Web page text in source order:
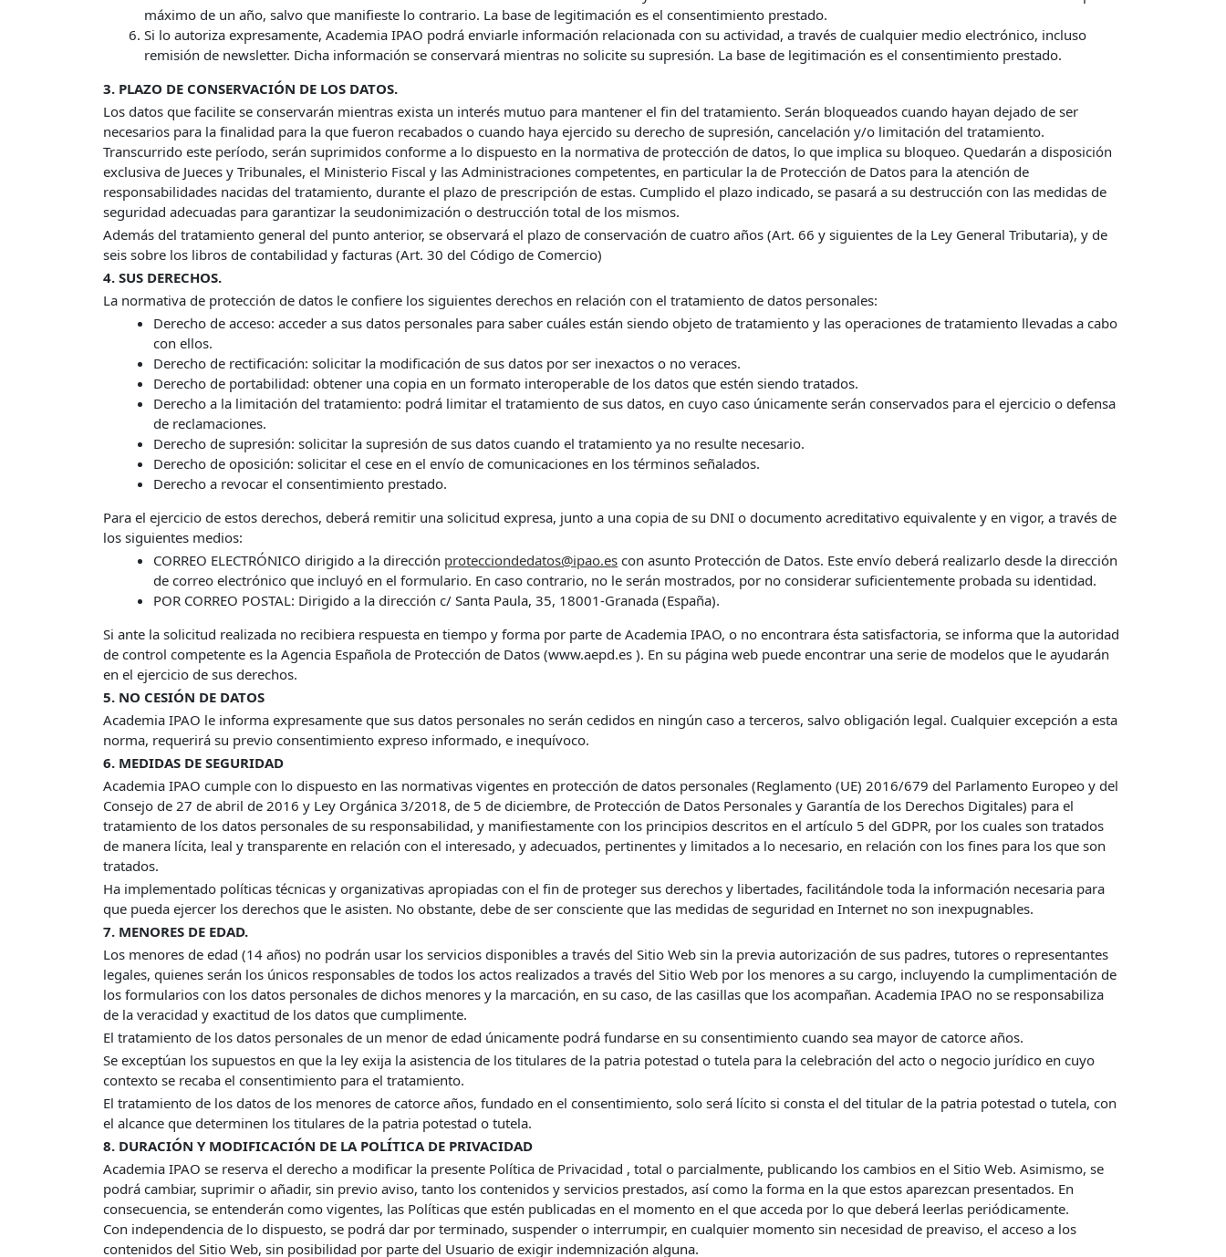
máximo de un año, salvo que manifieste lo contrario. La base de legitimación es el consentimiento prestado.
Si lo autoriza expresamente, Academia IPAO podrá enviarle información relacionada con su actividad, a través de cualquier medio electrónico, incluso
remisión de newsletter. Dicha información se conservará mientras no solicite su supresión. La base de legitimación es el consentimiento prestado.
3. PLAZO DE CONSERVACIÓN DE LOS DATOS.
Los datos que facilite se conservarán mientras exista un interés mutuo para mantener el fin del tratamiento. Serán bloqueados cuando hayan dejado de ser
necesarios para la finalidad para la que fueron recabados o cuando haya ejercido su derecho de supresión, cancelación y/o limitación del tratamiento.
Transcurrido este período, serán suprimidos conforme a lo dispuesto en la normativa de protección de datos, lo que implica su bloqueo. Quedarán a disposición
exclusiva de Jueces y Tribunales, el Ministerio Fiscal y las Administraciones competentes, en particular la de Protección de Datos para la atención de
responsabilidades nacidas del tratamiento, durante el plazo de prescripción de estas. Cumplido el plazo indicado, se pasará a su destrucción con las medidas de
seguridad adecuadas para garantizar la seudonimización o destrucción total de los mismos.
Además del tratamiento general del punto anterior, se observará el plazo de conservación de cuatro años (Art. 66 y siguientes de la Ley General Tributaria), y de
seis sobre los libros de contabilidad y facturas (Art. 30 del Código de Comercio)
4. SUS DERECHOS.
La normativa de protección de datos le confiere los siguientes derechos en relación con el tratamiento de datos personales:
Derecho de acceso: acceder a sus datos personales para saber cuáles están siendo objeto de tratamiento y las operaciones de tratamiento llevadas a cabo
con ellos.
Derecho de rectificación: solicitar la modificación de sus datos por ser inexactos o no veraces.
Derecho de portabilidad: obtener una copia en un formato interoperable de los datos que estén siendo tratados.
Derecho a la limitación del tratamiento: podrá limitar el tratamiento de sus datos, en cuyo caso únicamente serán conservados para el ejercicio o defensa
de reclamaciones.
Derecho de supresión: solicitar la supresión de sus datos cuando el tratamiento ya no resulte necesario.
Derecho de oposición: solicitar el cese en el envío de comunicaciones en los términos señalados.
Derecho a revocar el consentimiento prestado.
Para el ejercicio de estos derechos, deberá remitir una solicitud expresa, junto a una copia de su DNI o documento acreditativo equivalente y en vigor, a través de
los siguientes medios:
CORREO ELECTRÓNICO dirigido a la dirección protecciondedatos@ipao.es con asunto Protección de Datos. Este envío deberá realizarlo desde la dirección
de correo electrónico que incluyó en el formulario. En caso contrario, no le serán mostrados, por no considerar suficientemente probada su identidad.
POR CORREO POSTAL: Dirigido a la dirección c/ Santa Paula, 35, 18001-Granada (España).
Si ante la solicitud realizada no recibiera respuesta en tiempo y forma por parte de Academia IPAO, o no encontrara ésta satisfactoria, se informa que la autoridad
de control competente es la Agencia Española de Protección de Datos (www.aepd.es ). En su página web puede encontrar una serie de modelos que le ayudarán
en el ejercicio de sus derechos.
5. NO CESIÓN DE DATOS
Academia IPAO le informa expresamente que sus datos personales no serán cedidos en ningún caso a terceros, salvo obligación legal. Cualquier excepción a esta
norma, requerirá su previo consentimiento expreso informado, e inequívoco.
6. MEDIDAS DE SEGURIDAD
Academia IPAO cumple con lo dispuesto en las normativas vigentes en protección de datos personales (Reglamento (UE) 2016/679 del Parlamento Europeo y del
Consejo de 27 de abril de 2016 y Ley Orgánica 3/2018, de 5 de diciembre, de Protección de Datos Personales y Garantía de los Derechos Digitales) para el
tratamiento de los datos personales de su responsabilidad, y manifiestamente con los principios descritos en el artículo 5 del GDPR, por los cuales son tratados
de manera lícita, leal y transparente en relación con el interesado, y adecuados, pertinentes y limitados a lo necesario, en relación con los fines para los que son
tratados.
Ha implementado políticas técnicas y organizativas apropiadas con el fin de proteger sus derechos y libertades, facilitándole toda la información necesaria para
que pueda ejercer los derechos que le asisten. No obstante, debe de ser consciente que las medidas de seguridad en Internet no son inexpugnables.
7. MENORES DE EDAD.
Los menores de edad (14 años) no podrán usar los servicios disponibles a través del Sitio Web sin la previa autorización de sus padres, tutores o representantes
legales, quienes serán los únicos responsables de todos los actos realizados a través del Sitio Web por los menores a su cargo, incluyendo la cumplimentación de
los formularios con los datos personales de dichos menores y la marcación, en su caso, de las casillas que los acompañan. Academia IPAO no se responsabiliza
de la veracidad y exactitud de los datos que cumplimente.
El tratamiento de los datos personales de un menor de edad únicamente podrá fundarse en su consentimiento cuando sea mayor de catorce años.
Se exceptúan los supuestos en que la ley exija la asistencia de los titulares de la patria potestad o tutela para la celebración del acto o negocio jurídico en cuyo
contexto se recaba el consentimiento para el tratamiento.
El tratamiento de los datos de los menores de catorce años, fundado en el consentimiento, solo será lícito si consta el del titular de la patria potestad o tutela, con
el alcance que determinen los titulares de la patria potestad o tutela.
8. DURACIÓN Y MODIFICACIÓN DE LA POLÍTICA DE PRIVACIDAD
Academia IPAO se reserva el derecho a modificar la presente Política de Privacidad , total o parcialmente, publicando los cambios en el Sitio Web. Asimismo, se
podrá cambiar, suprimir o añadir, sin previo aviso, tanto los contenidos y servicios prestados, así como la forma en la que estos aparezcan presentados. En
consecuencia, se entenderán como vigentes, las Políticas que estén publicadas en el momento en el que acceda por lo que deberá leerlas periódicamente.
Con independencia de lo dispuesto, se podrá dar por terminado, suspender o interrumpir, en cualquier momento sin necesidad de preaviso, el acceso a los
contenidos del Sitio Web, sin posibilidad por parte del Usuario de exigir indemnización alguna.